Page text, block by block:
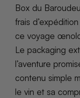
Box du
frais
ce voyage
Le packaging
l’aventure
contenu simple
le vin et sa